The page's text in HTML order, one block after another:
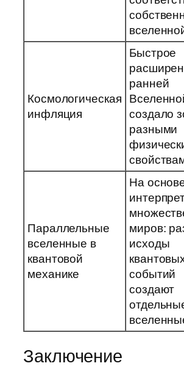
Космологическая
инфляция
Быстрое
ранней
создало
разными
Параллельные
вселенные в
квантовой
механике
На
миров:
исходы
событий
создают
Заключение